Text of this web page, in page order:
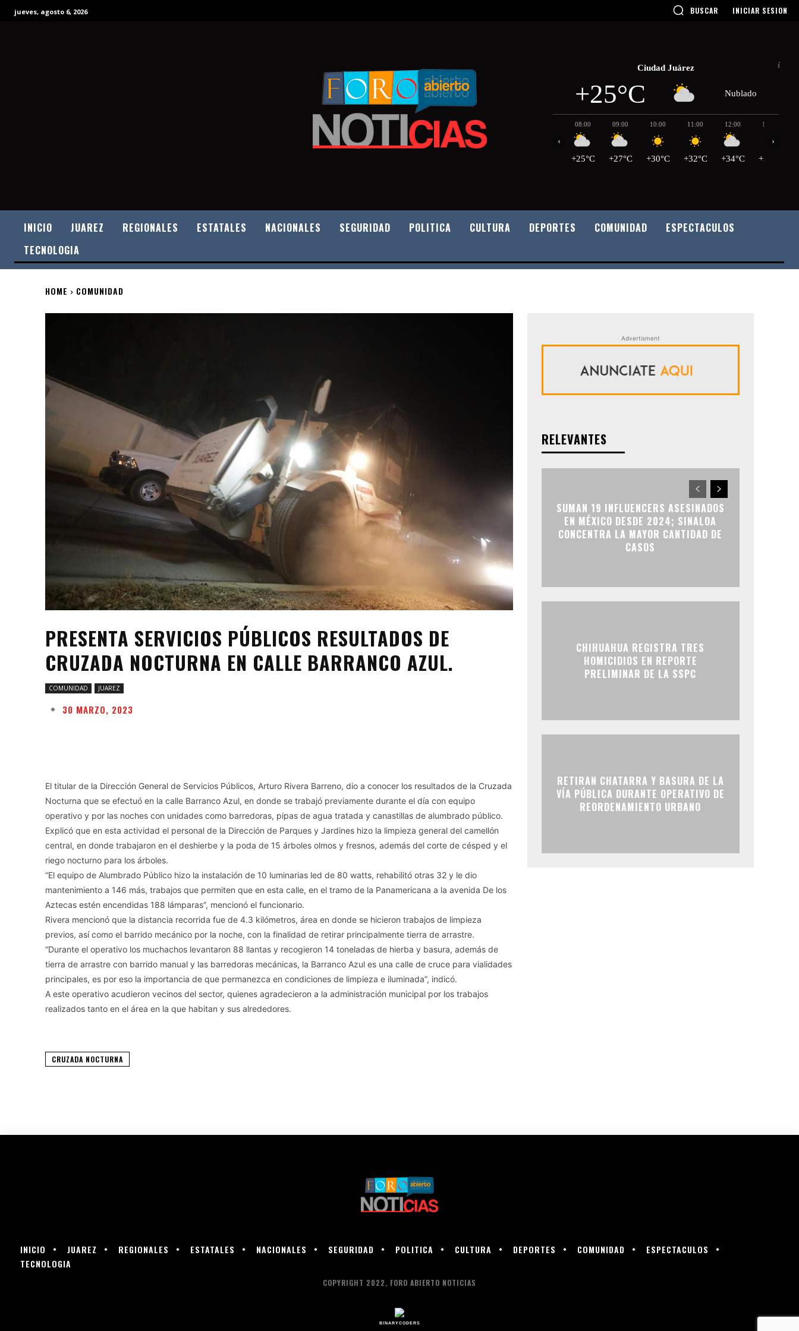
jueves, agosto 6, 2026 BUSCAR INICIAR SESION
Ciudad Juárez
+25°C Nublado
08:00
+25°C
09:00
+27°C
10:00
+30°C
11:00
+32°C
12:00
+34°C
13:00
+36°C
‹ ›
INICIO JUAREZ REGIONALES ESTATALES NACIONALES SEGURIDAD POLITICA CULTURA DEPORTES COMUNIDAD
ESPECTACULOS
TECNOLOGIA
HOME COMUNIDAD
PRESENTA SERVICIOS PÚBLICOS RESULTADOS DE
CRUZADA NOCTURNA EN CALLE BARRANCO AZUL.
COMUNIDAD JUAREZ
30 MARZO, 2023
El titular de la Dirección General de Servicios Públicos, Arturo Rivera Barreno, dio a conocer los resultados de la Cruzada
Nocturna que se efectuó en la calle Barranco Azul, en donde se trabajó previamente durante el día con equipo
operativo y por las noches con unidades como barredoras, pipas de agua tratada y canastillas de alumbrado público.
Explicó que en esta actividad el personal de la Dirección de Parques y Jardines hizo la limpieza general del camellón
central, en donde trabajaron en el deshierbe y la poda de 15 árboles olmos y fresnos, además del corte de césped y el
riego nocturno para los árboles.
“El equipo de Alumbrado Público hizo la instalación de 10 luminarias led de 80 watts, rehabilitó otras 32 y le dio
mantenimiento a 146 más, trabajos que permiten que en esta calle, en el tramo de la Panamericana a la avenida De los
Aztecas estén encendidas 188 lámparas”, mencionó el funcionario.
Rivera mencionó que la distancia recorrida fue de 4.3 kilómetros, área en donde se hicieron trabajos de limpieza
previos, así como el barrido mecánico por la noche, con la finalidad de retirar principalmente tierra de arrastre.
“Durante el operativo los muchachos levantaron 88 llantas y recogieron 14 toneladas de hierba y basura, además de
tierra de arrastre con barrido manual y las barredoras mecánicas, la Barranco Azul es una calle de cruce para vialidades
principales, es por eso la importancia de que permanezca en condiciones de limpieza e iluminada”, indicó.
A este operativo acudieron vecinos del sector, quienes agradecieron a la administración municipal por los trabajos
realizados tanto en el área en la que habitan y sus alrededores.
CRUZADA NOCTURNA
Advertisment
RELEVANTES
SUMAN 19 INFLUENCERS ASESINADOS
EN MÉXICO DESDE 2024; SINALOA
CONCENTRA LA MAYOR CANTIDAD DE
CASOS
CHIHUAHUA REGISTRA TRES
HOMICIDIOS EN REPORTE
PRELIMINAR DE LA SSPC
RETIRAN CHATARRA Y BASURA DE LA
VÍA PÚBLICA DURANTE OPERATIVO DE
REORDENAMIENTO URBANO
INICIO JUAREZ REGIONALES ESTATALES NACIONALES SEGURIDAD POLITICA CULTURA DEPORTES COMUNIDAD
ESPECTACULOS
TECNOLOGIA
COPYRIGHT 2022, FORO ABIERTO NOTICIAS
BINARYCODERS